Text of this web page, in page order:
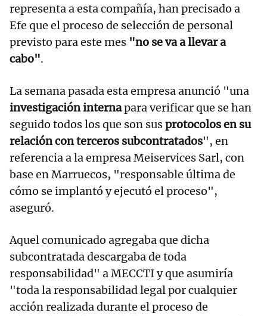
representa a esta compañía, han precisado a
Efe que el proceso de selección de personal
previsto para este mes "no se va a llevar a
cabo".
La semana pasada esta empresa anunció "una
investigación internapara verificar que se han
seguido todos los que son susprotocolos en su
relación con terceros subcontratados", en
referencia a la empresa Meiservices Sarl, con
base en Marruecos, "responsable última de
cómo se implantó y ejecutó el proceso",
aseguró.
Aquel comunicado agregaba que dicha
subcontratada descargaba de toda
responsabilidad" a MECCTI y que asumiría
"toda la responsabilidad legal por cualquier
acción realizada durante el proceso de